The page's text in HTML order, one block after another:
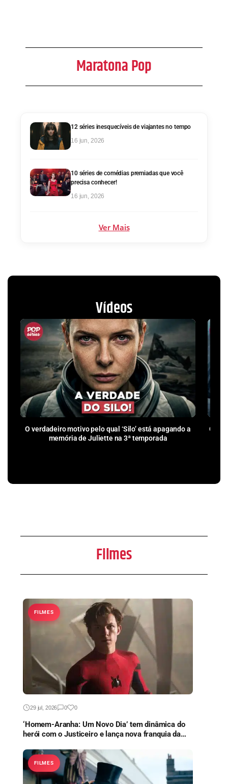
Maratona Pop
12 séries inesquecíveis de viajantes no tempo
16 jun, 2026
10 séries de comédias premiadas que você
precisa conhecer!
16 jun, 2026
Ver Mais
Vídeos
O verdadeiro motivo pelo qual ‘Silo’ está apagando a
memória de Juliette na 3ª temporada
Filmes
FILMES
29 jul, 2026 0 0
‘Homem-Aranha: Um Novo Dia’ tem dinâmica do
herói com o Justiceiro e lança nova franquia da
FILMES